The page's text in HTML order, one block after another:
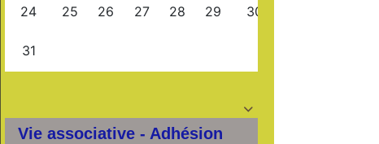

Vie associative - Adhésion